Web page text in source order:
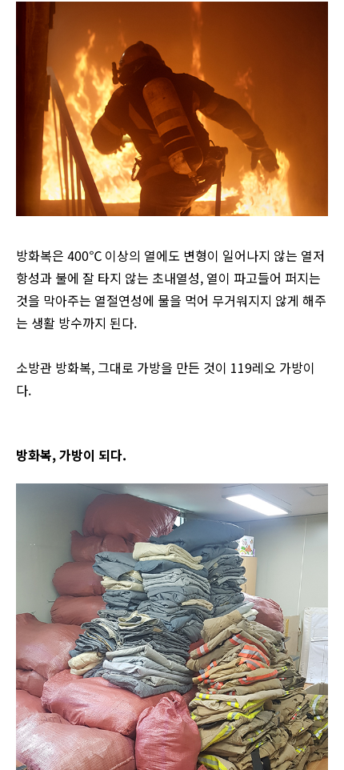
방화복은 400℃ 이상의 열에도 변형이 일어나지 않는 열저
항성과 불에 잘 타지 않는 초내열성, 열이 파고들어 퍼지는
것을 막아주는 열절연성에 물을 먹어 무거워지지 않게 해주
는 생활 방수까지 된다.
소방관 방화복, 그대로 가방을 만든 것이 119레오 가방이
다.
방화복, 가방이 되다.